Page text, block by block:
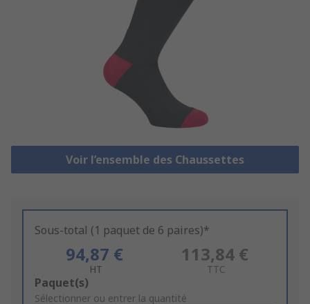
Voir l’ensemble des Chaussettes
Sous-total (1 paquet de 6 paires)*
94,87 €
HT
113,84 €
TTC
Add
to
Paquet(s)
Sélectionner ou entrer la quantité